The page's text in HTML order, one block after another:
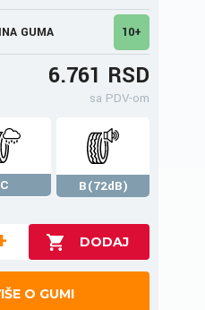
GUMA 10+
6.761 RSD
sa PDV-om
C
B(72dB)
O GUMI